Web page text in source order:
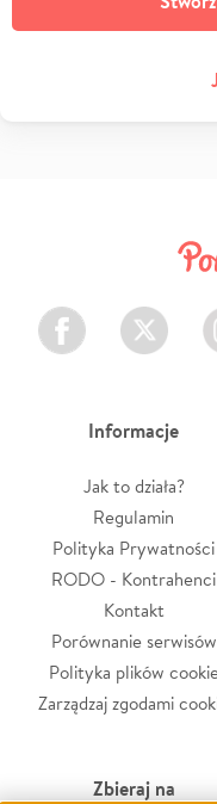
Facebook Twitter
Informacje
Jak to działa?
Regulamin
Polityka Prywatności
RODO - Kontrahenci
Kontakt
Porównanie serwisów
Polityka plików
Zarządzaj zgodami
Zbieraj na